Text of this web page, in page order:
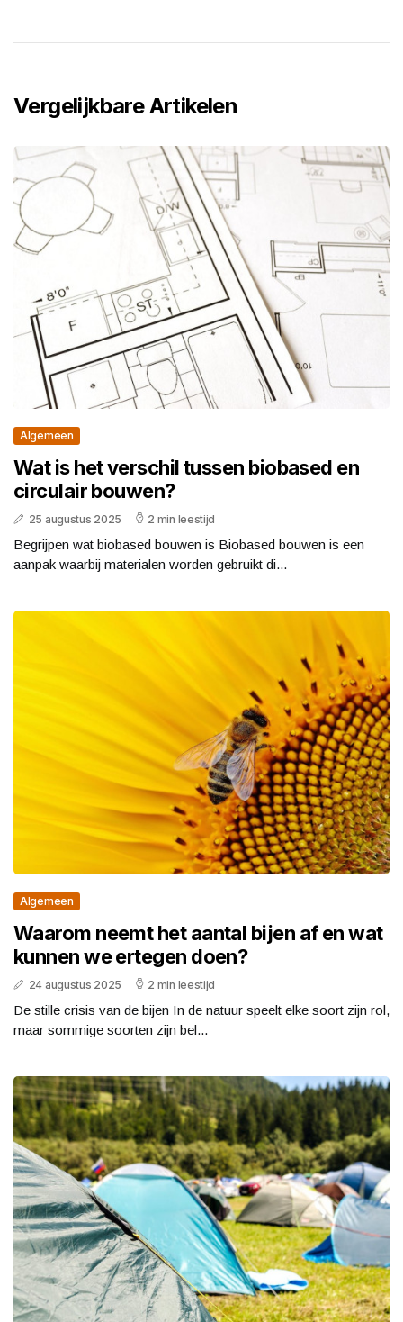
Vergelijkbare Artikelen
Algemeen
Wat is het verschil tussen biobased en
circulair bouwen?
25 augustus 2025 2 min leestijd
Begrijpen wat biobased bouwen is Biobased bouwen is een
aanpak waarbij materialen worden gebruikt di...
Algemeen
Waarom neemt het aantal bijen af en wat
kunnen we ertegen doen?
24 augustus 2025 2 min leestijd
De stille crisis van de bijen In de natuur speelt elke soort zijn rol,
maar sommige soorten zijn bel...